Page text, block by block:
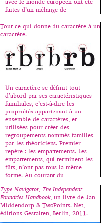
faites d’un mélange de
fascination et de méfiance. Les
mythes, noirs ou blancs,
circulaient, mais s’il était une
souvent aux images véhiculées
sur cette partie du monde,
c’était bien celle de la
compréhension. Projections
Tout ce qui donne du caractère à un
caractère.
Un caractère se définit tout
d’abord par ses caractéristiques
familiales, c’est-à-dire les
propriétés appartenant à un
ensemble de caractères, et
utilisées pour créer des
regroupements nommés familles
par les théoriciens. Premier
repère : les empattements. Les
empattements, qui terminent les
fûts, n’ont pas tous la même
forme. Au courant du
XIXe siècle, ils ont commencé à
disparaître. […]
Type Navigator, The Independent
Foundries Handbook, un livre de Jan
Middendorp & TwoPoints. Net,
éditions Gestalten, Berlin, 2011.